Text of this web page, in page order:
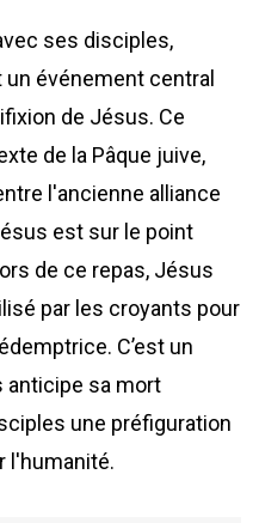
ses disciples,
événement central
de Jésus. Ce
de la Pâque juive,
l'ancienne alliance
est sur le point
de ce repas, Jésus
par les croyants pour
C’est un
anticipe sa mort
une préfiguration
l'humanité.